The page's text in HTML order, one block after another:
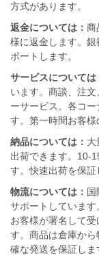
方式があります。
返金については： 商
様に返金します。
ポートします。
サービスについては
います。商談、注
ーサービス。各コ
す。第一時間お客様
納品については： 大
出荷できます。10-
す。快速出荷を保証
物流については：
サポートしています
お客様が署名して
す。商品は倉庫か
確な発送を保証し